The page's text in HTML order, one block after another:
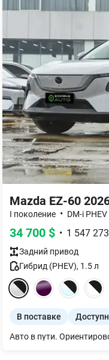
Mazda EZ-60
I поколение • DM-i
34 700 $ • 1 547 273
Задний привод
Гибрид (PHEV), 1.5л
В поставке